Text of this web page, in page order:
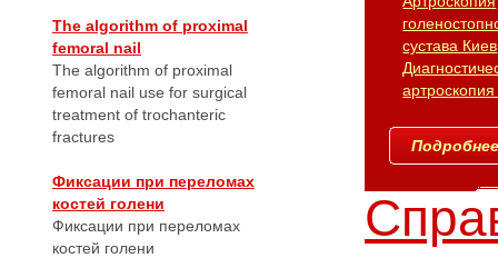
The algorithm of proximal
femoral nail
The algorithm of proximal
femoral nail use for surgical
treatment of trochanteric
fractures
Фиксации при переломах
костей голени
Фиксации при переломах
костей голени
сустава Киев